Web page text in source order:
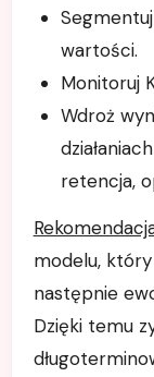
wartości.
Monitoruj
Wdroż
retencja,
modelu,
następnie
Dzięki temu